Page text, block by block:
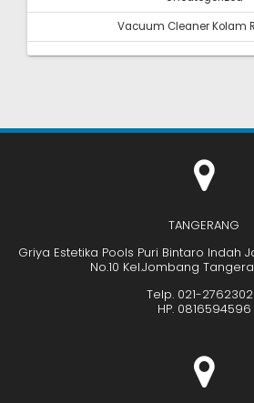
Vacuum Cleaner Kolam
TANGERANG
Griya Estetika Pools Puri Bintaro Indah
No.10 Kel.Jombang
Telp. 021-
HP. 0816594596